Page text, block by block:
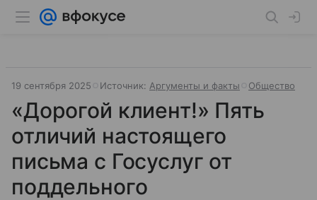
19 сентября 2025 Источник: Аргументы и факты Общество
«Дорогой клиент!» Пять
отличий настоящего
письма с Госуслуг от
поддельного